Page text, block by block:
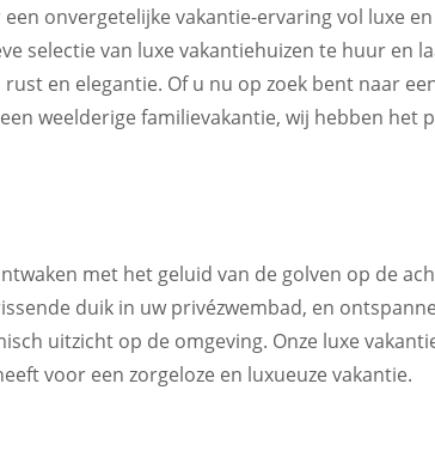
een onvergetelijke vakantie-ervaring vol luxe
selectie van luxe vakantiehuizen te huur en
rust en elegantie. Of u nu op zoek bent naar
weelderige familievakantie, wij hebben het
met het geluid van de golven op de
duik in uw privézwembad, en
uitzicht op de omgeving. Onze luxe
voor een zorgeloze en luxueuze vakantie.